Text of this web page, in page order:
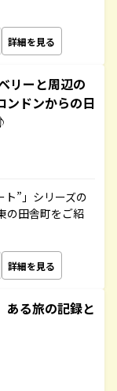
詳細を見る
リーと周辺の
ンドンからの日
”」シリーズの
の田舎町をご紹
詳細を見る
る旅の記録と